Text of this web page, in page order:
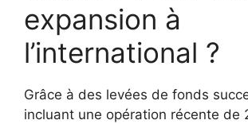
expansion à
l’international ?
Grâce à des levées de fonds
incluant une opération récente de